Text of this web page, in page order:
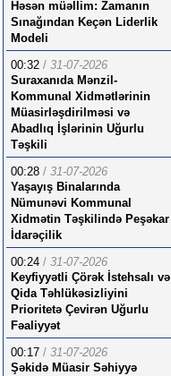
Həsən müəllim: Zamanın
Sınağından Keçən Liderlik
Modeli
00:32 / 31-07-2026
Suraxanıda Mənzil-
Kommunal Xidmətlərinin
Müasirləşdirilməsi və
Abadlıq İşlərinin Uğurlu
Təşkili
00:28 / 31-07-2026
Yaşayış Binalarında
Nümunəvi Kommunal
Xidmətin Təşkilində Peşəkar
İdarəçilik
00:24 / 31-07-2026
Keyfiyyətli Çörək İstehsalı və
Qida Təhlükəsizliyini
Prioritetə Çevirən Uğurlu
Fəaliyyət
00:17 / 31-07-2026
Şəkidə Müasir Səhiyyə